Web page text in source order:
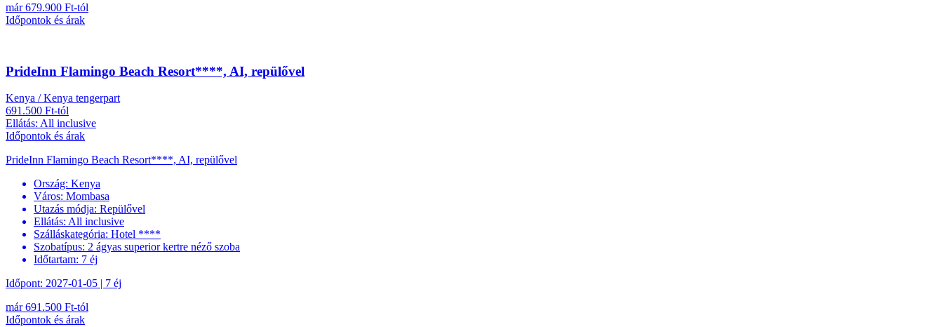
már 679.900 Ft-tól
Időpontok és árak
PrideInn Flamingo Beach Resort****, AI, repülővel
Kenya / Kenya tengerpart
691.500 Ft-tól
Ellátás: All inclusive
Időpontok és árak
PrideInn Flamingo Beach Resort****, AI, repülővel
Ország: Kenya
Város: Mombasa
Utazás módja: Repülővel
Ellátás: All inclusive
Szálláskategória: Hotel ****
Szobatípus: 2 ágyas superior kertre néző szoba
Időtartam: 7 éj
Időpont: 2027-01-05 | 7 éj
már 691.500 Ft-tól
Időpontok és árak